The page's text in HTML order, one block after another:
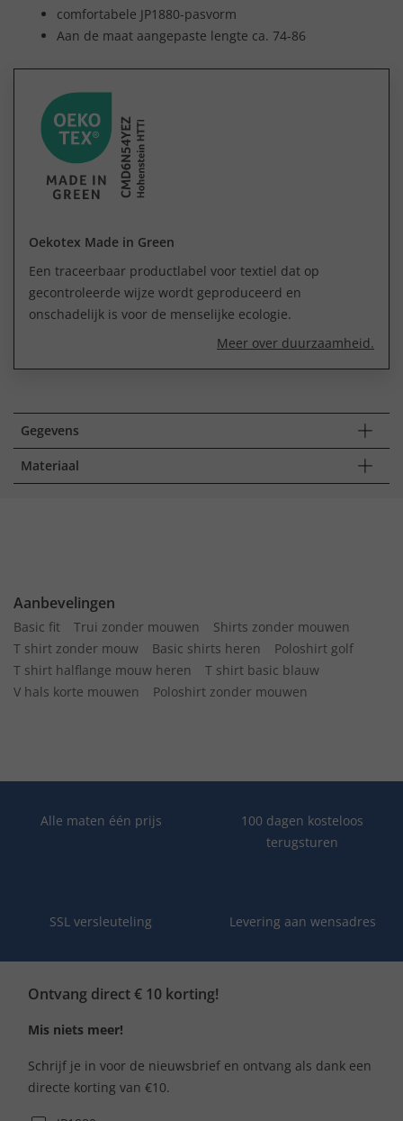
comfortabele JP1880-pasvorm
Aan de maat aangepaste lengte ca. 74-86
Oekotex Made in Green
Een traceerbaar productlabel voor textiel dat op
gecontroleerde wijze wordt geproduceerd en
onschadelijk is voor de menselijke ecologie.
Meer over duurzaamheid.
Gegevens
Materiaal
Aanbevelingen
Basic fit Trui zonder mouwen
Shirts zonder mouwen
T shirt zonder mouw
Basic shirts heren
Poloshirt golf
T shirt halflange mouw heren
T shirt basic blauw
V hals korte mouwen
Poloshirt zonder mouwen
Alle maten één prijs
100 dagen kosteloos
terugsturen
SSL versleuteling Levering aan wensadres
Ontvang direct € 10 korting!
Mis niets meer!
Schrijf je in voor de nieuwsbrief en ontvang als dank een
directe korting van €10.